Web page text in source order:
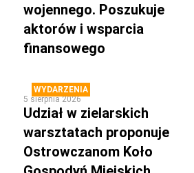
wojennego. Poszukuje
aktorów i wsparcia
finansowego
WYDARZENIA
5 sierpnia 2026
Udział w zielarskich
warsztatach proponuje
Ostrowczanom Koło